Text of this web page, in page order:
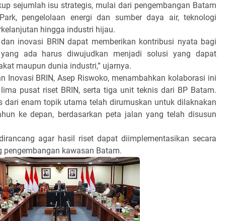
sejumlah isu strategis, mulai dari pengembangan Batam
pengelolaan energi dan sumber daya air, teknologi
hingga industri hijau.
inovasi BRIN dapat memberikan kontribusi nyata bagi
ada harus diwujudkan menjadi solusi yang dapat
maupun dunia industri,” ujarnya.
Inovasi BRIN, Asep Riswoko, menambahkan kolaborasi ini
pusat riset BRIN, serta tiga unit teknis dari BP Batam.
dari enam topik utama telah dirumuskan untuk dilaknakan
ke depan, berdasarkan peta jalan yang telah disusun
agar hasil riset dapat diimplementasikan secara
pengembangan kawasan Batam.